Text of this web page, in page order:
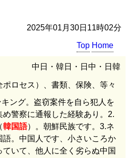
2025年01月30日11時02分
Top Home
中日・韓日・日中・日韓
ポロセス）、書類、保険、等々
ング。盗窃案件を自ら犯人を
め警察に通報した経験あり。2.
韓国語）。朝鮮民族です。3.ネ
語。中国人です、小さいころか
ていて、他人に全く劣らぬ中国